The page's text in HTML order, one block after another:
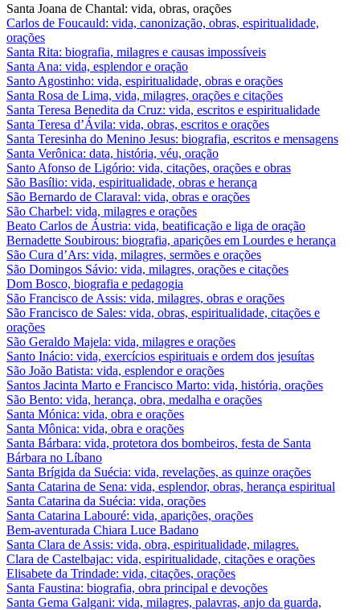
Santa Joana de Chantal: vida, obras, orações
Carlos de Foucauld: vida, canonização, obras, espiritualidade,
orações
Santa Rita: biografia, milagres e causas impossíveis
Santa Ana: vida, esplendor e oração
Santo Agostinho: vida, espiritualidade, obras e orações
Santa Rosa de Lima, vida, milagres, orações e citações
Santa Teresa Benedita da Cruz: vida, escritos e espiritualidade
Santa Teresa d’Ávila: vida, obras, escritos e orações
Santa Teresinha do Menino Jesus: biografia, escritos e mensagens
Santa Verônica: data, história, véu, oração
Santo Afonso de Ligório: vida, citações, orações e obras
São Basílio: vida, espiritualidade, obras e herança
São Bernardo de Claraval: vida, obras e orações
São Charbel: vida, milagres e orações
Beato Carlos de Áustria: vida, beatificação e liga de oração
Bernadette Soubirous: biografia, aparições em Lourdes e herança
São Cura d’Ars: vida, milagres, sermões e orações
São Domingos Sávio: vida, milagres, orações e citações
Dom Bosco, biografia e pedagogia
São Francisco de Assis: vida, milagres, obras e orações
São Francisco de Sales: vida, obras, espiritualidade, citações e
orações
São Geraldo Majela: vida, milagres e orações
Santo Inácio: vida, exercícios espirituais e ordem dos jesuítas
São João Batista: vida, esplendor e orações
Santos Jacinta Marto e Francisco Marto: vida, história, orações
São Bento: vida, herança, obra, medalha e orações
Santa Mónica: vida, obra e orações
Santa Mônica: vida, obra e orações
Santa Bárbara: vida, protetora dos bombeiros, festa de Santa
Bárbara no Líbano
Santa Brígida da Suécia: vida, revelações, as quinze orações
Santa Catarina de Sena: vida, esplendor, obras, herança espiritual
Santa Catarina da Suécia: vida, orações
Santa Catarina Labouré: vida, aparições, orações
Bem-aventurada Chiara Luce Badano
Santa Clara de Assis: vida, obra, espiritualidade, milagres.
Clara de Castelbajac: vida, espiritualidade, citações e orações
Elisabete da Trindade: vida, citações, orações
Santa Faustina: biografia, obra principal e devoções
Santa Gema Galgani: vida, milagres, palavras, anjo da guarda,